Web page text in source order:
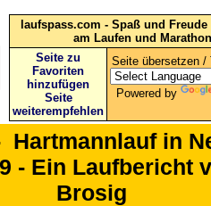
laufspass.com - Spaß und
am Laufen und Marathon
Seite zu
Favoriten
hinzufügen
Seite
weiterempfehlen
Seite übersetzen /
Powered by
Hartmannlauf in
- Ein Laufbericht
Brosig